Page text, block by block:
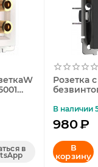
в
Розетка
матовый
В наличии
980₽
В
корзину